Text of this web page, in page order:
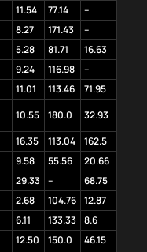
11.54 77.14
–
8.27 171.43
–
5.28 81.71
16.63
9.24 116.98
–
11.01 113.46
71.95
10.55 180.0
32.93
16.35 113.04
162.5
9.58 55.56
20.66
29.33 –
68.75
2.68 104.76
12.87
6.11 133.33
8.6
12.50 150.0
46.15